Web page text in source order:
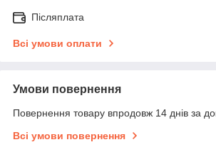
Післяплата
Всі умови оплати
Умови повернення
Повернення товару впродовж 14 днів за
Всі умови повернення